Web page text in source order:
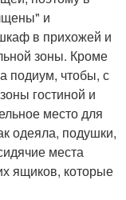
и
в прихожей и
зоны. Кроме
подиум, чтобы, с
гостиной и
место для
одеяла, подушки,
места
ящиков, которые